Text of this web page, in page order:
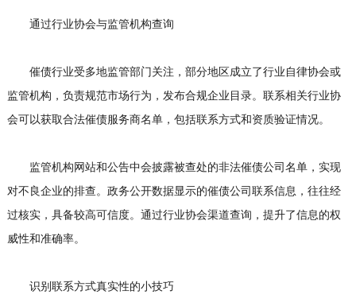
通过行业协会与监管机构查询
催债行业受多地监管部门关注，部分地区成立了行业自律协会或
监管机构，负责规范市场行为，发布合规企业目录。联系相关行业协
会可以获取合法催债服务商名单，包括联系方式和资质验证情况。
监管机构网站和公告中会披露被查处的非法催债公司名单，实现
对不良企业的排查。政务公开数据显示的催债公司联系信息，往往经
过核实，具备较高可信度。通过行业协会渠道查询，提升了信息的权
威性和准确率。
识别联系方式真实性的小技巧